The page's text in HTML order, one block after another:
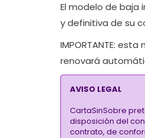
El modelo de
y definitiva de su
IMPORTANTE: esta
renovará
AVISO LEGAL
CartaSinSobre
disposición del
contrato, de